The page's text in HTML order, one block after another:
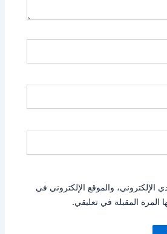
والموقع الإلكتروني في
المرة المقبلة في تعليقي.